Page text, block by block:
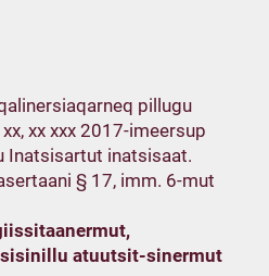
pillugu
xx xxx 2017-imeersup
Inatsisartut inatsisaat.
§ 17, imm. 6-mut
atuutsit-sinermut